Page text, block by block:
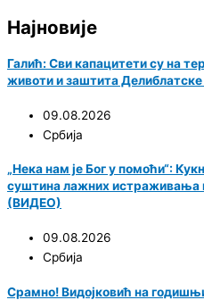
Најновије
Галић: Сви капацитети су на
животи и заштита
09.08.2026
Србија
„Нека нам је Бог у помоћи“:
суштина лажних истраживања
(ВИДЕО)
09.08.2026
Србија
Срамно! Видојковић на